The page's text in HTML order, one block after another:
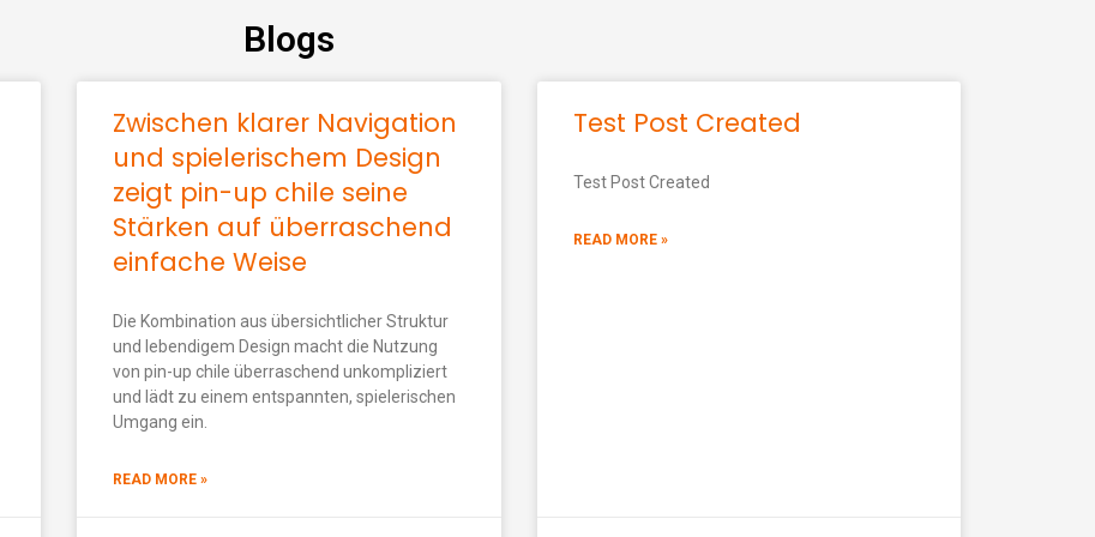
Blogs
Zwischen klarer Navigation
und spielerischem Design
zeigt pin-up chile seine
Stärken auf überraschend
einfache Weise
Die Kombination aus übersichtlicher Struktur
und lebendigem Design macht die Nutzung
von pin-up chile überraschend unkompliziert
und lädt zu einem entspannten, spielerischen
Umgang ein.
READ MORE »
Test Post Created
Test Post Created
READ MORE »